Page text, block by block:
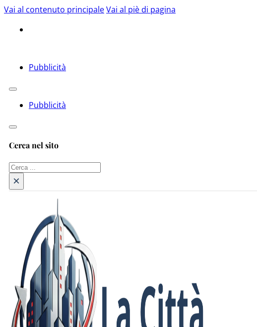
Vai al contenuto principaleVai al piè di pagina
Pubblicità
Pubblicità
Cerca nel sito
Cerca
×